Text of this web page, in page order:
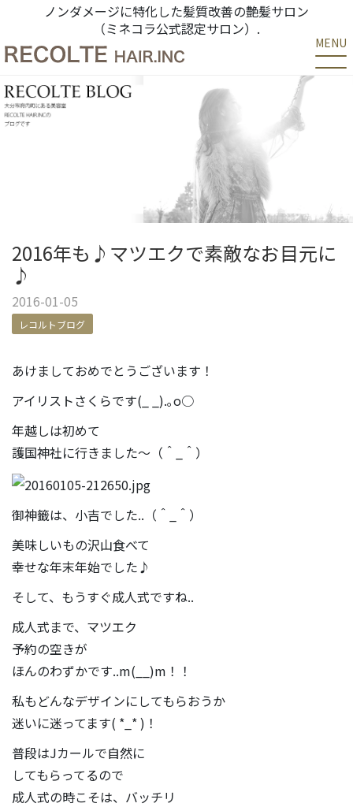
ノンダメージに特化した髪質改善の艶髪サロン
（ミネコラ公式認定サロン）.
MENU
2016年も♪マツエクで素敵なお目元に
♪
2016-01-05
レコルトブログ
あけましておめでとうございます！
アイリストさくらです(_ _).｡o○
年越しは初めて
護国神社に行きました〜（＾_＾）
御神籤は、小吉でした..（＾_＾）
美味しいもの沢山食べて
幸せな年末年始でした♪
そして、もうすぐ成人式ですね..
成人式まで、マツエク
予約の空きが
ほんのわずかです..m(__)m！！
私もどんなデザインにしてもらおうか
迷いに迷ってます( *_* )！
普段はJカールで自然に
してもらってるので
成人式の時こそは、バッチリ